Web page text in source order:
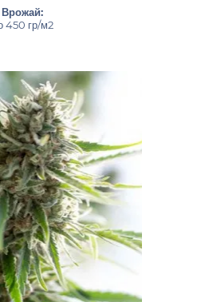
Врожай:
450 гр/м2